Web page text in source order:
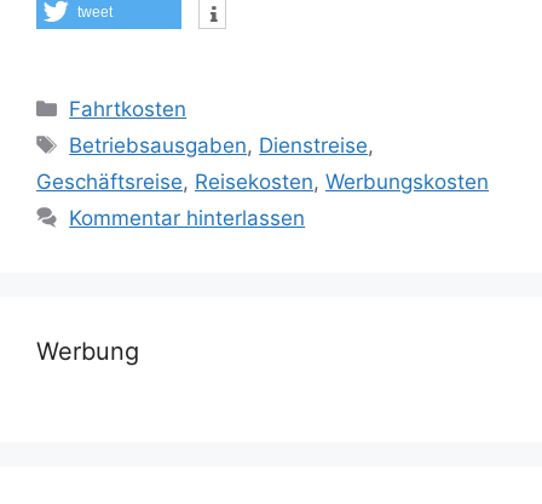
tweet
Kategorien
Fahrtkosten
Schlagwörter
Betriebsausgaben, Dienstreise,
Geschäftsreise, Reisekosten, Werbungskosten
Kommentar hinterlassen
Werbung